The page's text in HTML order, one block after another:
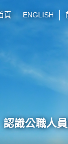
頁 ENGLISH
認識公職人